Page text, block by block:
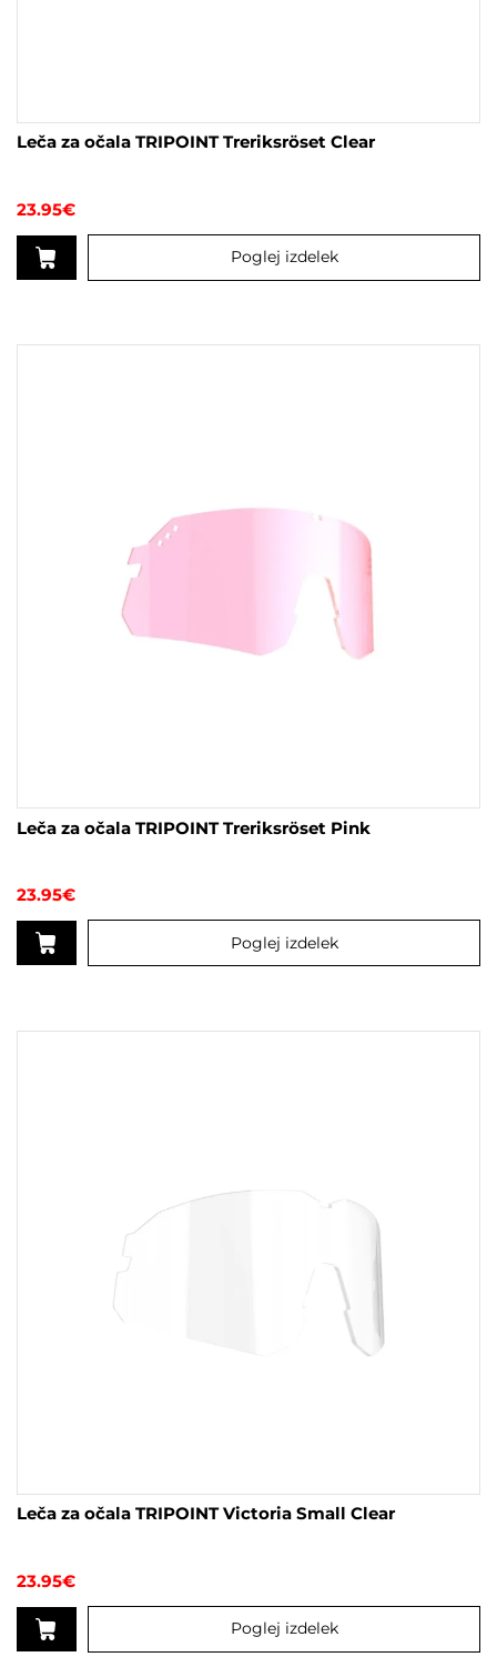
Leča za očala TRIPOINT Treriksröset Clear
23.95€
Poglej izdelek
Leča za očala TRIPOINT Treriksröset Pink
23.95€
Poglej izdelek
Leča za očala TRIPOINT Victoria Small Clear
23.95€
Poglej izdelek